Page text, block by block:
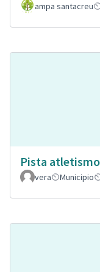
ampa santacreu
Pista
vera
Municipio